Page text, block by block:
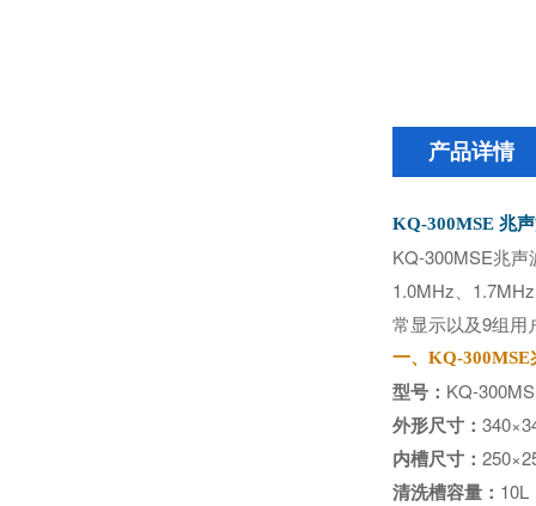
产品详情
KQ-300MSE 兆
KQ-300MSE兆
1.0MHz、
常显示以及9组用
一、KQ-300MSE
型号： KQ-
外形尺寸：
内槽尺寸：
清洗槽容量： 10L